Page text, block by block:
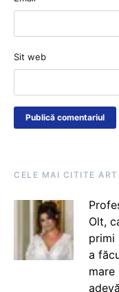
Sit web
CELE MAI CITITE
Olt,
primi
a
mare